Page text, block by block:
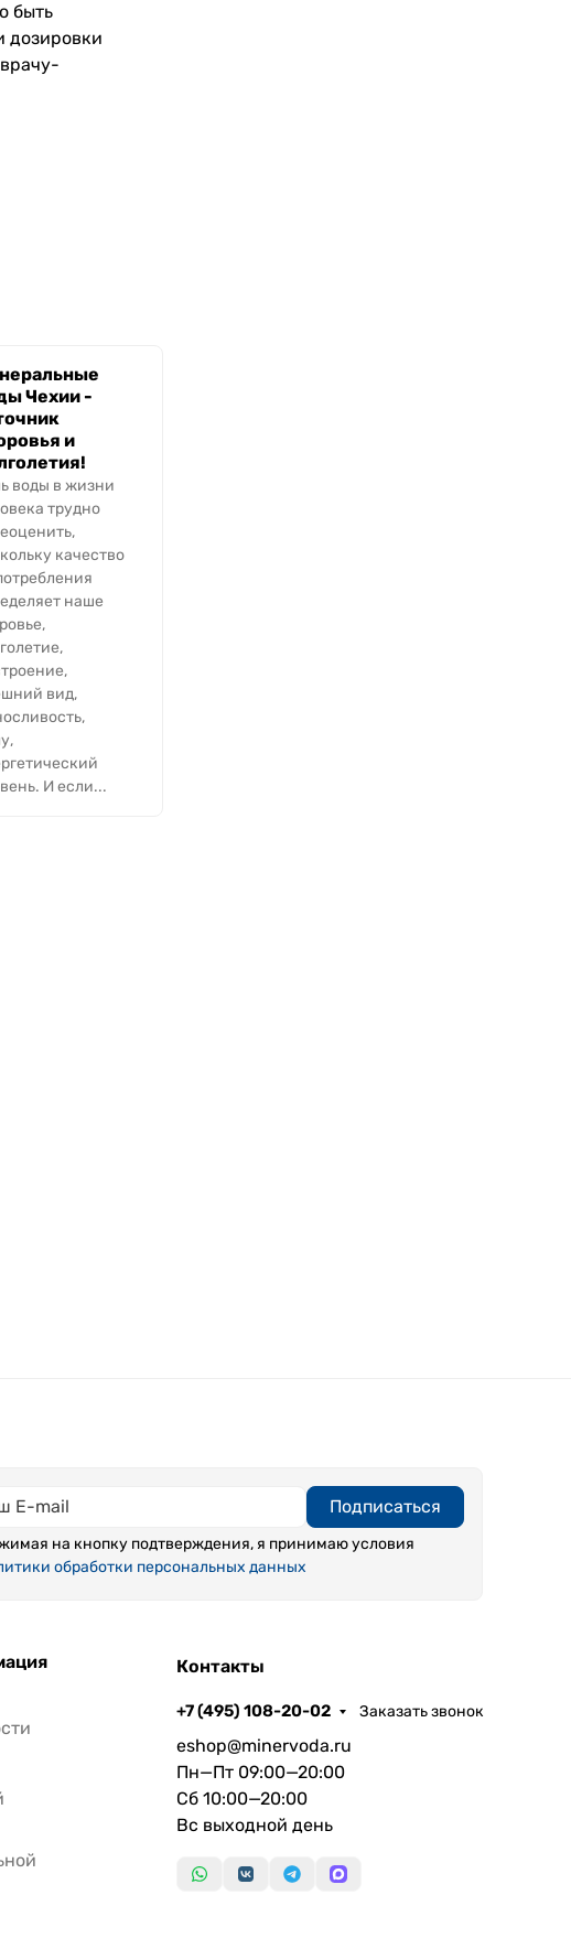
быть
дозировки
Чехии -
и
воды в жизни
трудно
качество
наше
вид,
И если...
Подписаться
на кнопку подтверждения, я принимаю условия
обработки персональных данных
Контакты
+7 (495) 108-20-02 Заказать звонок
eshop@minervoda.ru
Пн—Пт 09:00—20:00
Сб 10:00—20:00
Вс выходной день